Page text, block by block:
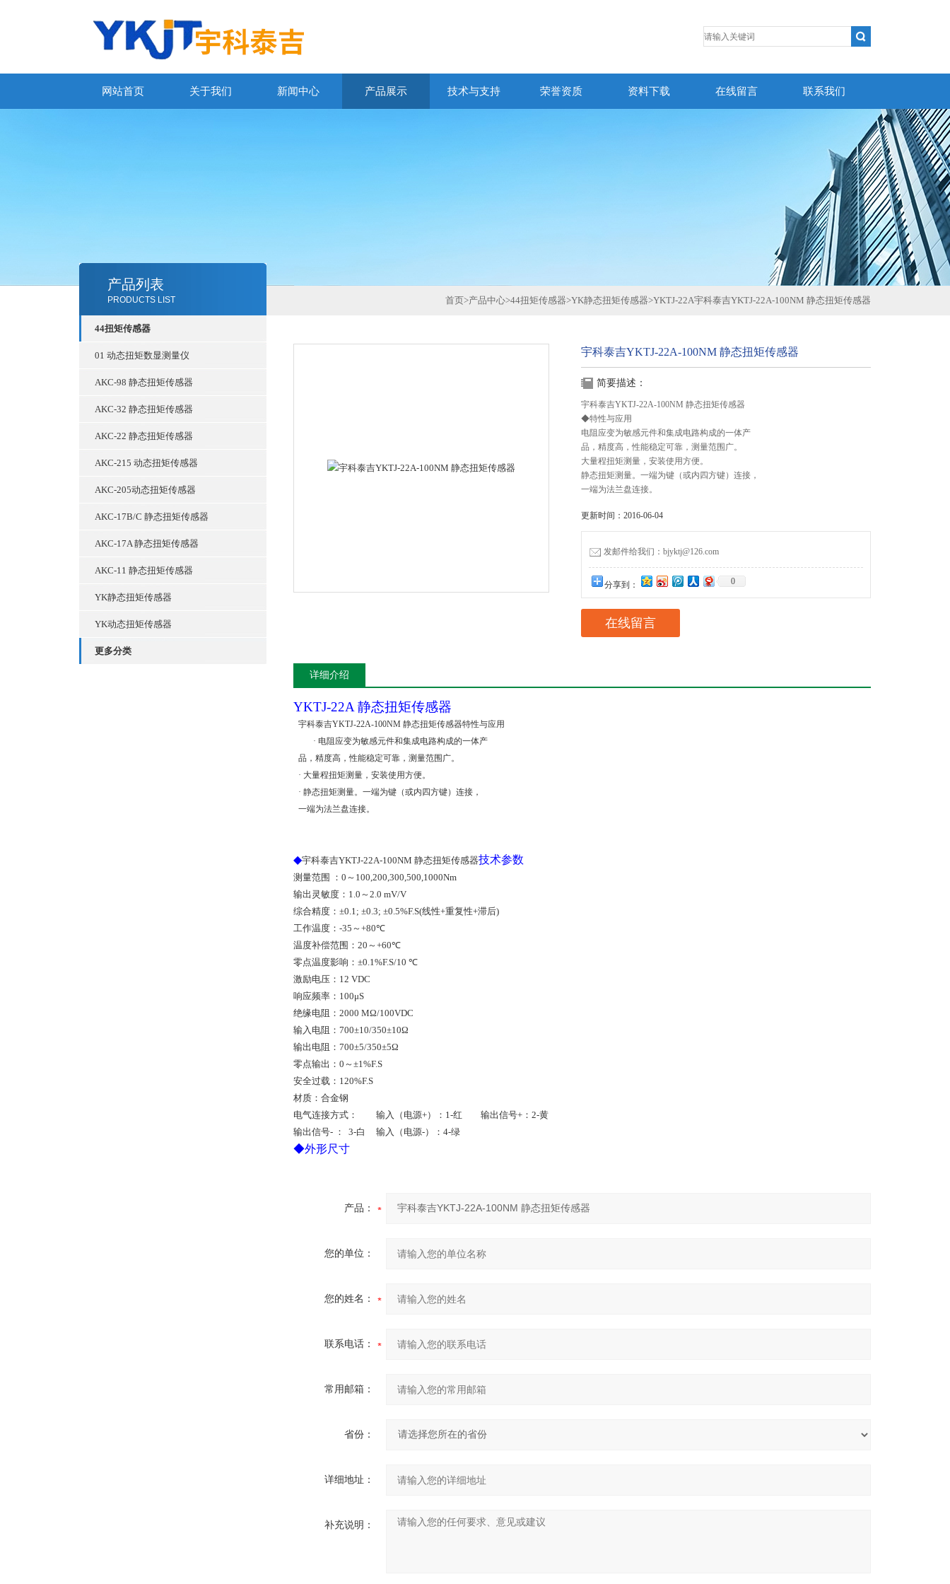
网站首页 关于我们 新闻中心 产品展示 技术与支持 荣誉资质 资料下载 在线留言 联系我们
产品列表
PRODUCTS LIST
44扭矩传感器
01 动态扭矩数显测量仪
AKC-98 静态扭矩传感器
AKC-32 静态扭矩传感器
AKC-22 静态扭矩传感器
AKC-215 动态扭矩传感器
AKC-205动态扭矩传感器
AKC-17B/C 静态扭矩传感器
AKC-17A 静态扭矩传感器
AKC-11 静态扭矩传感器
YK静态扭矩传感器
YK动态扭矩传感器
更多分类
首页>产品中心>44扭矩传感器>YK静态扭矩传感器>YKTJ-22A宇科泰吉YKTJ-22A-100NM 静态扭矩传感器
宇科泰吉YKTJ-22A-100NM 静态扭矩传感器
简要描述：
宇科泰吉YKTJ-22A-100NM 静态扭矩传感器
◆特性与应用
电阻应变为敏感元件和集成电路构成的一体产
品，精度高，性能稳定可靠，测量范围广。
大量程扭矩测量，安装使用方便。
静态扭矩测量。一端为键（或内四方键）连接，
一端为法兰盘连接。
更新时间：2016-06-04
发邮件给我们：bjyktj@126.com
分享到： 0
在线留言
详细介绍
YKTJ-22A 静态扭矩传感器
宇科泰吉YKTJ-22A-100NM 静态扭矩传感器特性与应用
· 电阻应变为敏感元件和集成电路构成的一体产
品，精度高，性能稳定可靠，测量范围广。
· 大量程扭矩测量，安装使用方便。
·静态扭矩测量。一端为键（或内四方键）连接，
一端为法兰盘连接。
◆宇科泰吉YKTJ-22A-100NM 静态扭矩传感器技术参数
测量范围 ： 0 ～ 100,200,300,500,1000Nm
输出灵敏度： 1.0 ～ 2.0 mV/V
综合精度： ±0.1; ±0.3; ±0.5%F.S(线性+重复性+滞后)
工作温度： -35 ～ +80℃
温度补偿范围： 20 ～ +60℃
零点温度影响： ±0.1%F.S/10 ℃
激励电压： 12 VDC
响应频率： 100μS
绝缘电阻： 2000 MΩ/100VDC
输入电阻： 700±10/350±10Ω
输出电阻： 700±5/350±5Ω
零点输出： 0 ～ ±1%F.S
安全过载 ： 120%F.S
材质：合金钢
电气连接方式： 输入（电源+）： 1-红 输出信号+ ： 2-黄
输出信号- ： 3-白 输入（电源-）： 4-绿
◆外形尺寸
产品：
您的单位：
您的姓名：
联系电话：
常用邮箱：
省份：
详细地址：
补充说明：